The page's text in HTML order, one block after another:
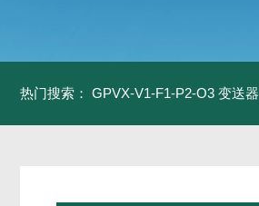
热门搜索： GPVX-V1-F1-P2-O3 变送器